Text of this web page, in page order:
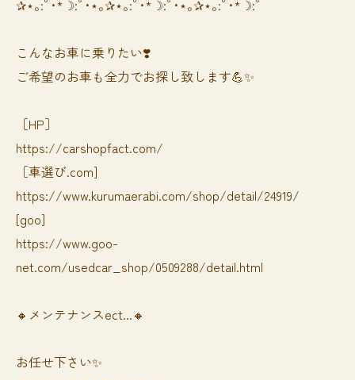
✰⋆｡:ﾟ･*☽:ﾟ･⋆｡✰⋆｡:ﾟ･*☽:ﾟ･⋆｡✰⋆｡:ﾟ･*☽:ﾟ
⁡⁡⁡こんなお車に乗りたい❣️
ご希望のお車も全力でお探し致します💪✨
［HP］
https://carshopfact.com/
［車選び.com]
https://www.kurumaerabi.com/shop/detail/24919/
[goo]
https://www.goo-
net.com/usedcar_shop/0509288/detail.html
🔸メンテナンスect...🔸
お任せ下さい✨